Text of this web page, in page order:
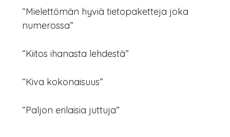
“Mielettömän hyviä tietopaketteja joka
numerossa”
“Kiitos ihanasta lehdestä”
“Kiva kokonaisuus”
“Paljon erilaisia juttuja”